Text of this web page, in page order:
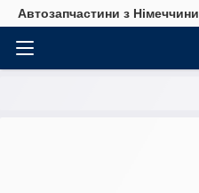
Автозапчастини з Німеччини